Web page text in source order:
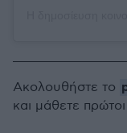
Ακολουθήστε το
και μάθετε